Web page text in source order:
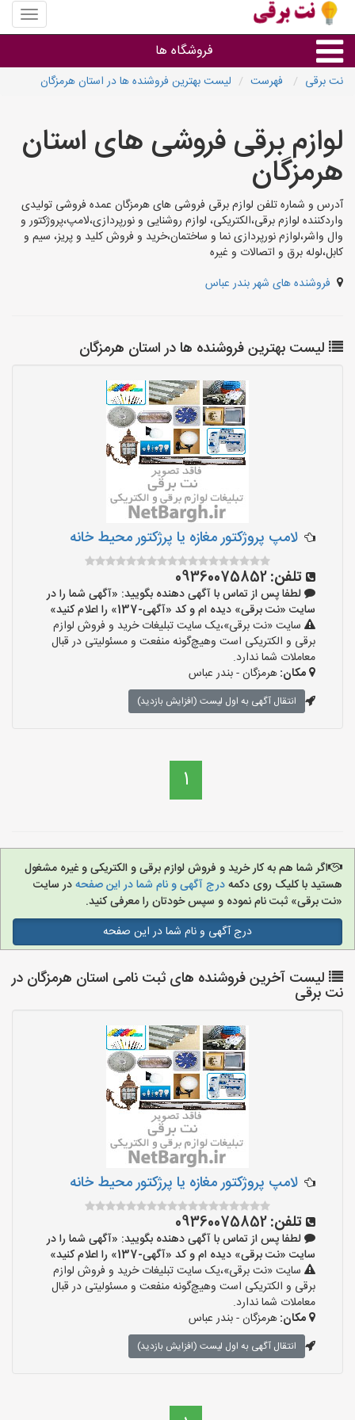
منوی
سایت
برقی
فروشگاه ها
سایر گروه ها
فروشنده های لوازم برقی
نت برقی فهرست لیست بهترین فروشنده ها در استان هرمزگان
لوازم برقی فروشی های استان
هرمزگان
آدرس و شماره تلفن لوازم برقی فروشی های هرمزگان عمده فروشی تولیدی
واردکننده لوازم برقی،الکتریکی، لوازم روشنایی و نورپردازی،لامپ،پروژکتور و
وال واشر،لوازم نورپردازی نما و ساختمان،خرید و فروش کلید و پریز، سیم و
کابل،لوله برق و اتصالات و غیره
فروشنده های شهر بندر عباس
لیست بهترین فروشنده ها در استان هرمزگان
لامپ پروژکتور مغازه یا پرژکتور محیط خانه
تلفن:09360075852
لطفا پس از تماس با آگهی دهنده بگویید: «آگهی شما را در
سایت «نت برقی» دیده ام و کد «آگهی-137» را اعلام کنید»
سایت «نت برقی»،یک سایت تبلیغات خرید و فروش لوازم
برقی و الکتریکی است وهیچ‌گونه منفعت و مسئولیتی در قبال
معاملات شما ندارد.
مکان:هرمزگان - بندر عباس
انتقال آگهی به اول لیست (افزایش بازدید)
1
اگر شما هم به کار خرید و فروش لوازم برقی و الکتریکی و غیره مشغول
هستید با کلیک روی دکمهدرج آگهی و نام شما در این صفحهدر سایت
«نت برقی» ثبت نام نموده و سپس خودتان را معرفی کنید.
درج آگهی و نام شما در این صفحه
لیست آخرین فروشنده های ثبت نامی استان هرمزگان در
نت برقی
لامپ پروژکتور مغازه یا پرژکتور محیط خانه
تلفن:09360075852
لطفا پس از تماس با آگهی دهنده بگویید: «آگهی شما را در
سایت «نت برقی» دیده ام و کد «آگهی-137» را اعلام کنید»
سایت «نت برقی»،یک سایت تبلیغات خرید و فروش لوازم
برقی و الکتریکی است وهیچ‌گونه منفعت و مسئولیتی در قبال
معاملات شما ندارد.
مکان:هرمزگان - بندر عباس
انتقال آگهی به اول لیست (افزایش بازدید)